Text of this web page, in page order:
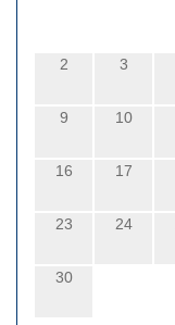
2 3
9 10
16 17
23 24
30